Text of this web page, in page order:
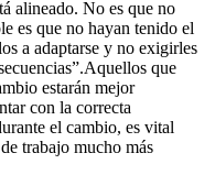
alineado. No es que no
es que no hayan tenido el
a adaptarse y no exigirles
que
estarán mejor
con la correcta
el cambio, es vital
trabajo mucho más